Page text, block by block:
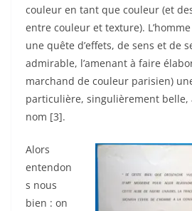
couleur en tant que couleur (et
entre couleur et texture). L’homme
une quête d’effets, de sens et de
admirable, l’amenant à faire
marchand de couleur parisien)
particulière, singulièrement belle,
nom [3].
Alors
entendon
s nous
bien : on